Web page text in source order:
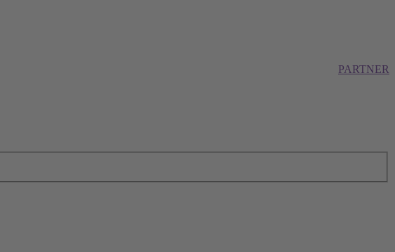
PARTNER